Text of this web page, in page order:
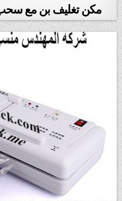
مكن تغليف بن مع